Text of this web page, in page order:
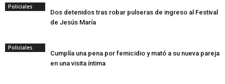
Policiales
Dos detenidos tras robar pulseras de ingreso al Festival
de Jesús María
Policiales
Cumplía una pena por femicidio y mató a su nueva pareja
en una visita íntima